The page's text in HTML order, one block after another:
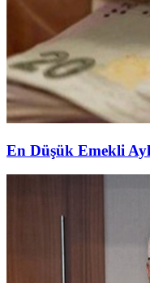
En Düşük Emekli